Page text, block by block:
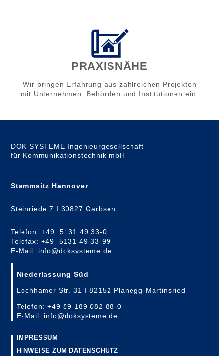
PRAXISNÄHE
Wir bringen Erfahrung aus zahlreichen Projekten
mit Unternehmen, Behörden und Institutionen ein.
DOK SYSTEME Ingenieurgesellschaft
für Kommunikationstechnik mbH
Stammsitz Hannover
Steinriede 7 I 30827 Garbsen
Telefon: +49 5131 49 33-0
Telefax: +49 5131 49 33-99
E-Mail: info@doksysteme.de
Niederlassung Süd
Lochhamer Str. 31 I 82152 Planegg-Martinsried
Telefon: +49 89 189 082 88-0
E-Mail: info@doksysteme.de
IMPRESSUM
HINWEISE ZUM DATENSCHUTZ